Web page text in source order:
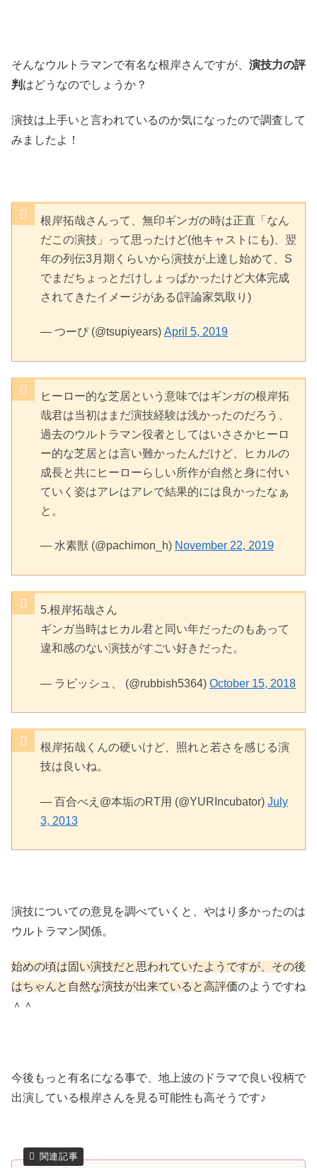
そんなウルトラマンで有名な根岸さんですが、 演技力の評
判 はどうなのでしょうか？
演技は上手いと言われているのか気になったので調査して
みましたよ！
根岸拓哉さんって、無印ギンガの時は正直「なん
だこの演技」って思ったけど(他キャストにも)、翌
年の列伝3月期くらいから演技が上達し始めて、S
でまだちょっとだけしょっぱかったけど大体完成
されてきたイメージがある(評論家気取り)
— つーぴ (@tsupiyears) April 5, 2019
ヒーロー的な芝居という意味ではギンガの根岸拓
哉君は当初はまだ演技経験は浅かったのだろう、
過去のウルトラマン役者としてはいささかヒーロ
ー的な芝居とは言い難かったんだけど、ヒカルの
成長と共にヒーローらしい所作が自然と身に付い
ていく姿はアレはアレで結果的には良かったなぁ
と。
— 水素獣 (@pachimon_h) November 22, 2019
5.根岸拓哉さん
ギンガ当時はヒカル君と同い年だったのもあって
違和感のない演技がすごい好きだった。
— ラビッシュ、 (@rubbish5364) October 15, 2018
根岸拓哉くんの硬いけど、照れと若さを感じる演
技は良いね。
— 百合べえ@本垢のRT用 (@YURIncubator) July
3, 2013
演技についての意見を調べていくと、やはり多かったのは
ウルトラマン関係。
始めの頃は固い演技だと思われていたようですが、その後
はちゃんと自然な演技が出来ていると高評価のようですね
＾＾
今後もっと有名になる事で、地上波のドラマで良い役柄で
出演している根岸さんを見る可能性も高そうです♪